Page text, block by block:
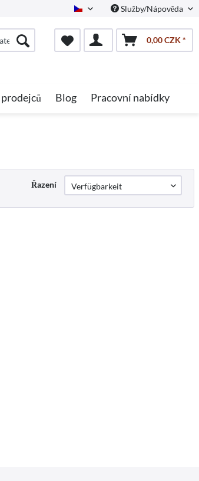
Czech Služby/Nápověda
0,00 CZK *
Blog Pracovní nabídky
Řazení